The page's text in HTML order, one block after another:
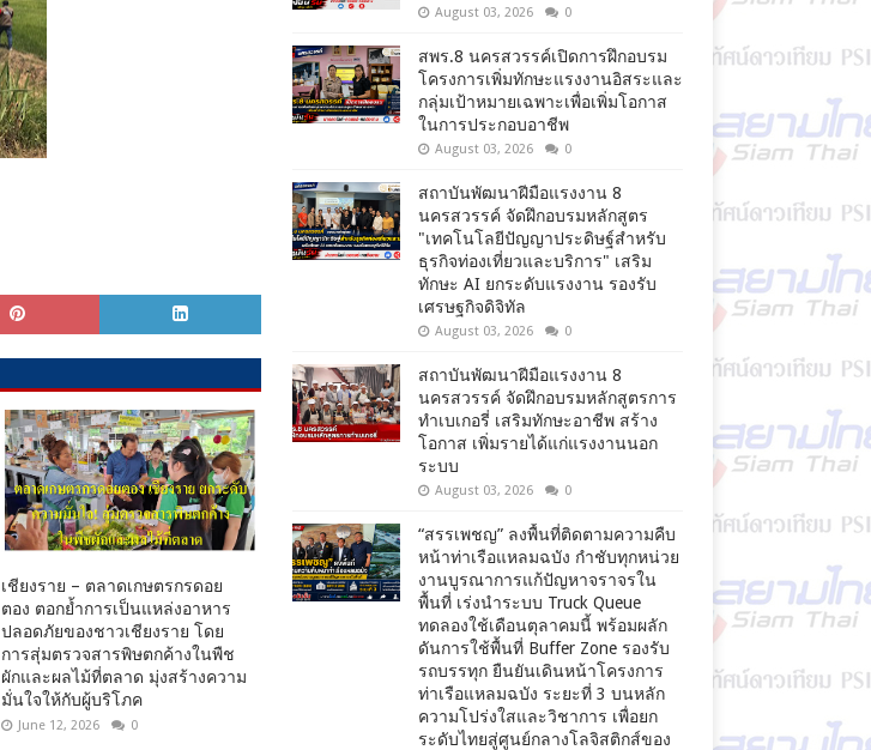
เชียงราย – ตลาดเกษตรกรดอย
ตอง ตอกย้ำการเป็นแหล่งอาหาร
ปลอดภัยของชาวเชียงราย โดย
การสุ่มตรวจสารพิษตกค้างในพืช
ผักและผลไม้ที่ตลาด มุ่งสร้างความ
มั่นใจให้กับผู้บริโภค
June 12, 2026 0
August 03, 2026 0
สพร.8 นครสวรรค์เปิดการฝึกอบรม
โครงการเพิ่มทักษะแรงงานอิสระและ
กลุ่มเป้าหมายเฉพาะเพื่อเพิ่มโอกาส
ในการประกอบอาชีพ
August 03, 2026 0
สถาบันพัฒนาฝีมือแรงงาน 8
นครสวรรค์ จัดฝึกอบรมหลักสูตร
"เทคโนโลยีปัญญาประดิษฐ์สำหรับ
ธุรกิจท่องเที่ยวและบริการ" เสริม
ทักษะ AI ยกระดับแรงงาน รองรับ
เศรษฐกิจดิจิทัล
August 03, 2026 0
สถาบันพัฒนาฝีมือแรงงาน 8
นครสวรรค์ จัดฝึกอบรมหลักสูตรการ
ทำเบเกอรี่ เสริมทักษะอาชีพ สร้าง
โอกาส เพิ่มรายได้แก่แรงงานนอก
ระบบ
August 03, 2026 0
“สรรเพชญ” ลงพื้นที่ติดตามความคืบ
หน้าท่าเรือแหลมฉบัง กำชับทุกหน่วย
งานบูรณาการแก้ปัญหาจราจรใน
พื้นที่ เร่งนำระบบ Truck Queue
ทดลองใช้เดือนตุลาคมนี้ พร้อมผลัก
ดันการใช้พื้นที่ Buffer Zone รองรับ
รถบรรทุก ยืนยันเดินหน้าโครงการ
ท่าเรือแหลมฉบัง ระยะที่ 3 บนหลัก
ความโปร่งใสและวิชาการ เพื่อยก
ระดับไทยสู่ศูนย์กลางโลจิสติกส์ของ